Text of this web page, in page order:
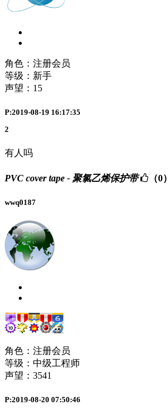
角色：注册会员
等级：新手
声望： 15
P:2019-08-19 16:17:35
2
有人吗
PVC cover tape - 聚氯乙烯保护带 （0）
wwq0187
角色：注册会员
等级：中级工程师
声望： 3541
P:2019-08-20 07:50:46